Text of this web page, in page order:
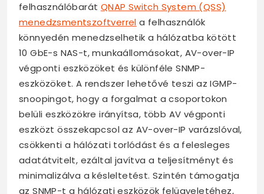
felhasználóbarát QNAP Switch System (QSS)
menedzsmentszoftverrel a felhasználók
könnyedén menedzselhetik a hálózatba kötött
10 GbE-s NAS-t, munkaállomásokat, AV-over-IP
végponti eszközöket és különféle SNMP-
eszközöket. A rendszer lehetővé teszi az IGMP-
snoopingot, hogy a forgalmat a csoportokon
belüli eszközökre irányítsa, több AV végponti
eszközt összekapcsol az AV-over-IP varázslóval,
csökkenti a hálózati torlódást és a felesleges
adatátvitelt, ezáltal javítva a teljesítményt és
minimalizálva a késleltetést. Szintén támogatja
az SNMP-t a hálózati eszközök felügyeletéhez,